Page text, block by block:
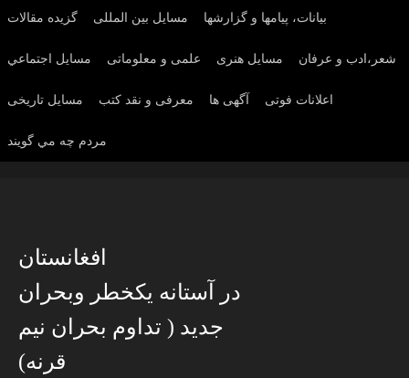
گزیده مقالات مسایل بین المللی بیانات، پیامها و گزارشها
مسايل اجتماعي علمی و معلوماتی مسايل هنری شعر،ادب و عرفان
مسایل تاریخی معرفی و نقد کتب آگهی ها اعلانات فوتی
مردم چه مي گويند
افغانستان
در آستانه یکخطر وبحران
جدید ( تداوم بحران نیم